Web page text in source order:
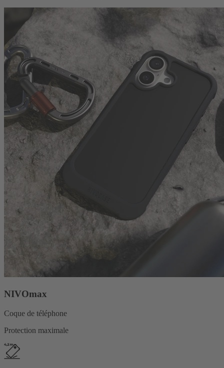
NIVOmax
Coque de téléphone
Protection maximale